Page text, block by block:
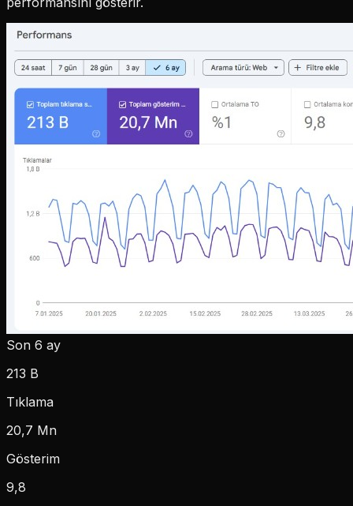
Son 6 ay
213 B
Tıklama
20,7 Mn
Gösterim
9,8